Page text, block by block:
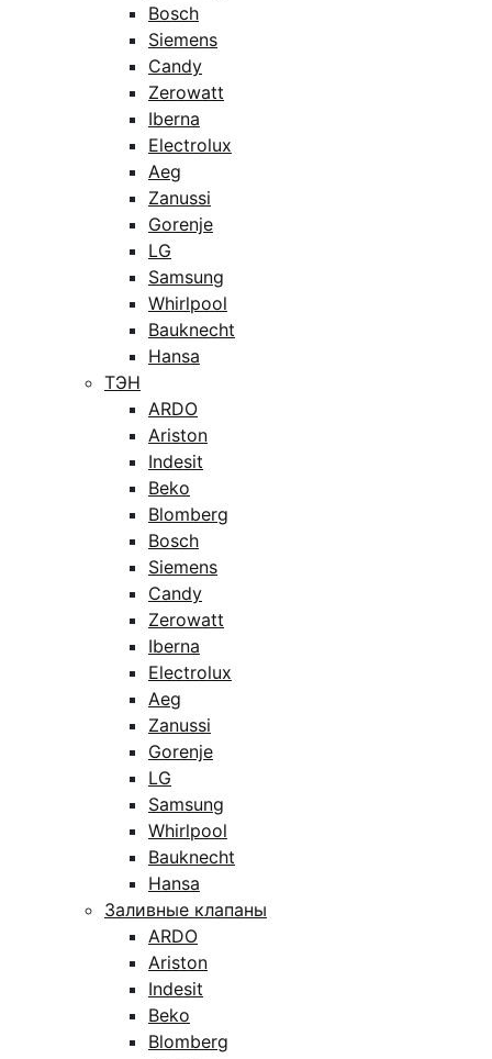
Bosch
Siemens
Candy
Zerowatt
Iberna
Electrolux
Aeg
Zanussi
Gorenje
LG
Samsung
Whirlpool
Bauknecht
Hansa
ТЭН
ARDO
Ariston
Indesit
Beko
Blomberg
Bosch
Siemens
Candy
Zerowatt
Iberna
Electrolux
Aeg
Zanussi
Gorenje
LG
Samsung
Whirlpool
Bauknecht
Hansa
Заливные клапаны
ARDO
Ariston
Indesit
Beko
Blomberg